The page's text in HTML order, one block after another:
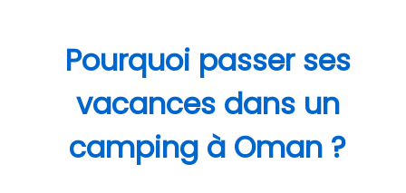
Pourquoi passer ses
vacances dans un
camping à Oman ?